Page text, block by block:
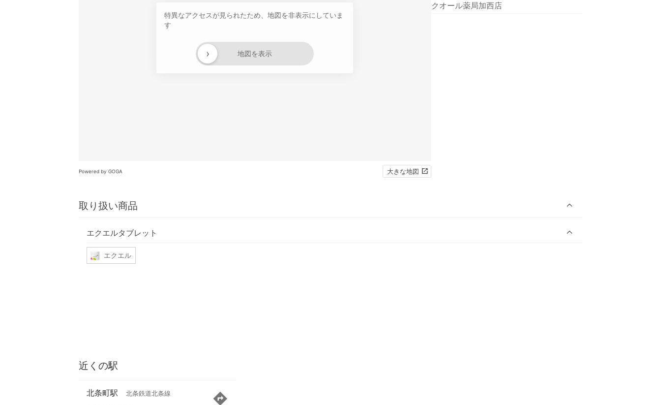
特異なアクセスが見られたため、地図を非表示にしていま
す
地図を表示
›
Powered by GOGA 大きな地図
取り扱い商品
エクエルタブレット
エクエル
クオール薬局加西店
近くの駅
北条町駅 北条鉄道北条線